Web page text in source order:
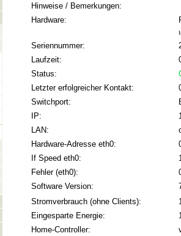
Computer-
und
Hinweise / Bemerkungen:
Hardware:
Seriennummer:
Laufzeit:
Status:
Letzter erfolgreicher Kontakt:
Switchport:
IP:
LAN:
Hardware-Adresse eth0:
If Speed eth0:
Fehler (eth0):
Software Version:
Stromverbrauch (ohne Clients):
Eingesparte Energie:
Home-Controller: